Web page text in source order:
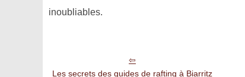
inoubliables.
Les secrets des guides de rafting à Biarritz